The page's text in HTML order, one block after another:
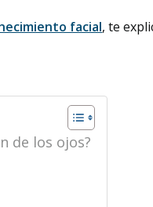
facial, te
de los ojos?